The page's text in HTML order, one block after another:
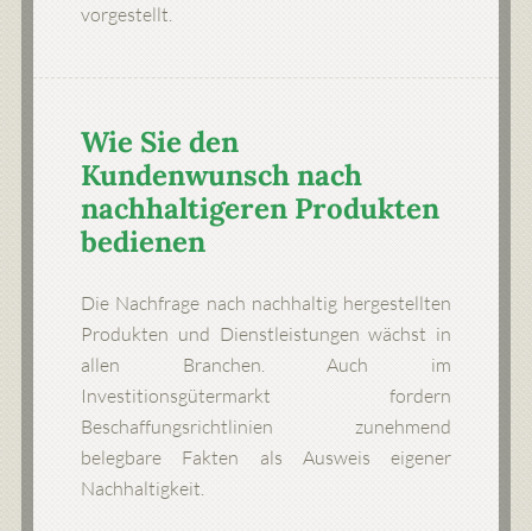
vorgestellt.
Wie Sie den
Kundenwunsch nach
nachhaltigeren Produkten
bedienen
Die Nachfrage nach nachhaltig hergestellten
Produkten und Dienstleistungen wächst in
allen Branchen. Auch im
Investitionsgütermarkt fordern
Beschaffungsrichtlinien zunehmend
belegbare Fakten als Ausweis eigener
Nachhaltigkeit.